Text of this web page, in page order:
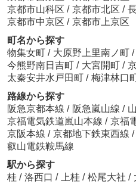
京都市山科区 / 京都市北区 /
京都市中京区 / 京都市上京区
町名から探す
物集女町 / 大原野上里南ノ町 /
今熊野南日吉町 / 大宮開町 /
太秦安井水戸田町 / 梅津林口
路線から探す
阪急京都本線 / 阪急嵐山線 /
京福電気鉄道嵐山本線 / 京福
京阪本線 / 京都地下鉄東西線 /
叡山電鉄鞍馬線
駅から探す
桂 / 洛西口 / 上桂 / 松尾大社 /